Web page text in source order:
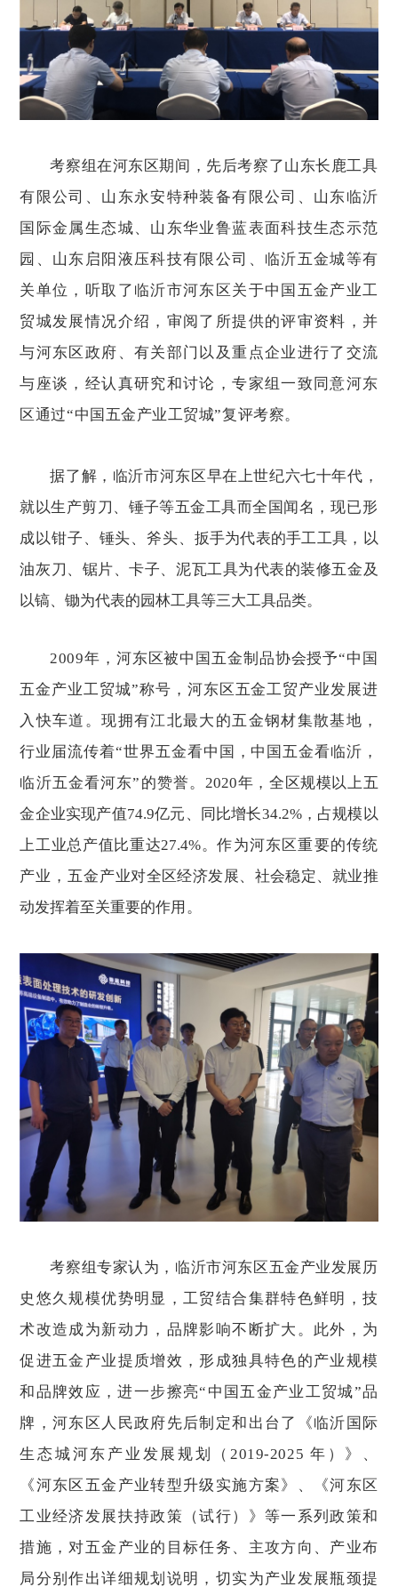
考察组在河东区期间，先后考察了山东长鹿工具
有限公司、山东永安特种装备有限公司、山东临沂
国际金属生态城、山东华业鲁蓝表面科技生态示范
园、山东启阳液压科技有限公司、临沂五金城等有
关单位，听取了临沂市河东区关于中国五金产业工
贸城发展情况介绍，审阅了所提供的评审资料，并
与河东区政府、有关部门以及重点企业进行了交流
与座谈，经认真研究和讨论，专家组一致同意河东
区通过“中国五金产业工贸城”复评考察。
据了解，临沂市河东区早在上世纪六七十年代，
就以生产剪刀、锤子等五金工具而全国闻名 ，现已形
成以钳子、锤头、斧头、 扳手为代表的手工工具，以
油灰刀、锯片、卡子、泥瓦工具为代表的装修五金及
以镐、锄为代表的园林工具等三大工具品类。
2009年，河东区被中国五金制品协会授予“中国
五金产业工贸城”称号，河东区五金工贸产业发展进
入快车道。现拥有江北最大的五金钢材集散基地，
行业届流传着“世界五金看中国，中国五金看临沂，
临沂五金看河东”的赞誉。2020年，全区规模以上五
金企业实现产值74.9亿元、同比增长34.2%，占规模以
上工业总产值比重达27.4%。作为河东区重要的传统
产业，五金产业对全区经济发展、社会稳定、就业推
动发挥着至关重要的作用。
考察组专家认为，临沂市河东区五金产业发展历
史悠久规模优势明显，工贸结合集群特色鲜明，技
术改造成为新动力，品牌影响不断扩大。此外，为
促进五金产业提质增效，形成独具特色的产业规模
和品牌效应，进一步擦亮“中国五金产业工贸城”品
牌，河东区人民政府先后制定和出台了《临沂国际
生态城河东产业发展规划（2019-2025 年）》、
《河东区五金产业转型升级实施方案》、《河东区
工业经济发展扶持政策（试行）》等一系列政策和
措施，对五金产业的目标任务、主攻方向、产业布
局分别作出详细规划说明，切实为产业发展瓶颈提